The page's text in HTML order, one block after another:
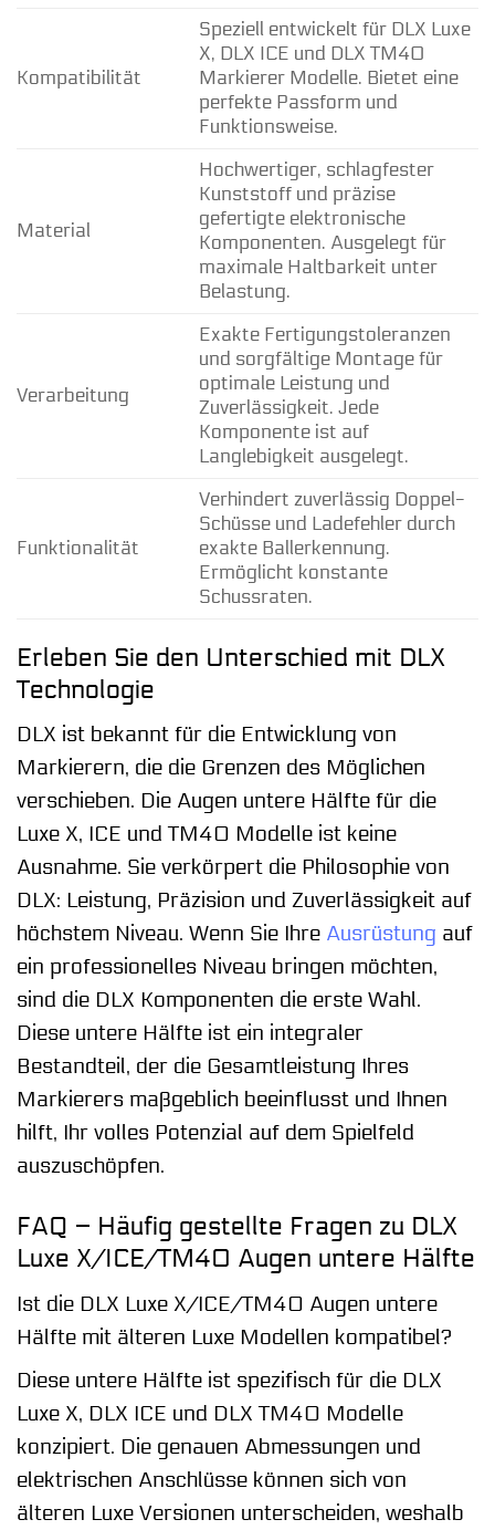
Kompatibilität
Speziell entwickelt für DLX Luxe
X, DLX ICE und DLX TM40
Markierer Modelle. Bietet eine
perfekte Passform und
Funktionsweise.
Material
Hochwertiger, schlagfester
Kunststoff und präzise
gefertigte elektronische
Komponenten. Ausgelegt für
maximale Haltbarkeit unter
Belastung.
Verarbeitung
Exakte Fertigungstoleranzen
und sorgfältige Montage für
optimale Leistung und
Zuverlässigkeit. Jede
Komponente ist auf
Langlebigkeit ausgelegt.
Funktionalität
Verhindert zuverlässig Doppel-
Schüsse und Ladefehler durch
exakte Ballerkennung.
Ermöglicht konstante
Schussraten.
Erleben Sie den Unterschied mit DLX
Technologie
DLX ist bekannt für die Entwicklung von
Markierern, die die Grenzen des Möglichen
verschieben. Die Augen untere Hälfte für die
Luxe X, ICE und TM40 Modelle ist keine
Ausnahme. Sie verkörpert die Philosophie von
DLX: Leistung, Präzision und Zuverlässigkeit auf
höchstem Niveau. Wenn Sie Ihre Ausrüstung auf
ein professionelles Niveau bringen möchten,
sind die DLX Komponenten die erste Wahl.
Diese untere Hälfte ist ein integraler
Bestandteil, der die Gesamtleistung Ihres
Markierers maßgeblich beeinflusst und Ihnen
hilft, Ihr volles Potenzial auf dem Spielfeld
auszuschöpfen.
FAQ – Häufig gestellte Fragen zu DLX
Luxe X/ICE/TM40 Augen untere Hälfte
Ist die DLX Luxe X/ICE/TM40 Augen untere
Hälfte mit älteren Luxe Modellen kompatibel?
Diese untere Hälfte ist spezifisch für die DLX
Luxe X, DLX ICE und DLX TM40 Modelle
konzipiert. Die genauen Abmessungen und
elektrischen Anschlüsse können sich von
älteren Luxe Versionen unterscheiden, weshalb